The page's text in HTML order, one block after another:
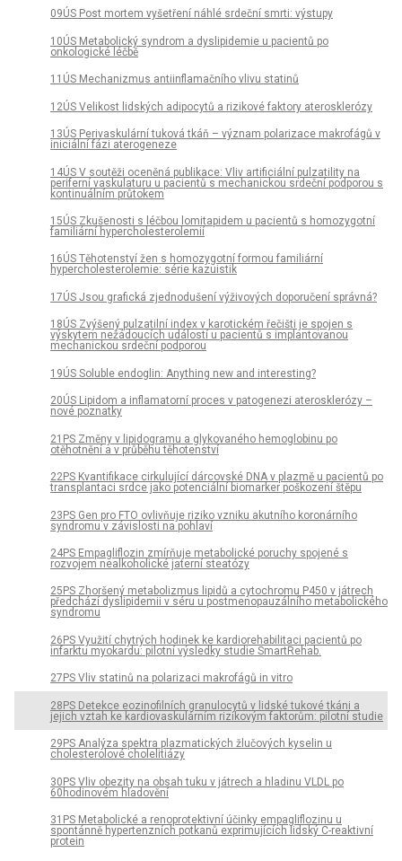
09ÚS Post mortem vyšetření náhlé srdeční smrti: výstupy
10ÚS Metabolický syndrom a dyslipidemie u pacientů po
onkologické léčbě
11ÚS Mechanizmus antiinflamačního vlivu statinů
12ÚS Velikost lidských adipocytů a rizikové faktory aterosklerózy
13ÚS Perivaskulární tuková tkáň – význam polarizace makrofágů v
iniciální fázi aterogeneze
14ÚS V soutěži oceněná publikace: Vliv artificiální pulzatility na
periferní vaskulaturu u pacientů s mechanickou srdeční podporou s
kontinuálním průtokem
15ÚS Zkušenosti s léčbou lomitapidem u pacientů s homozygotní
familiární hypercholesterolemií
16ÚS Těhotenství žen s homozygotní formou familiární
hypercholesterolemie: série kazuistik
17ÚS Jsou grafická zjednodušení výživových doporučení správná?
18ÚS Zvýšený pulzatilní index v karotickém řečišti je spojen s
výskytem nežádoucích událostí u pacientů s implantovanou
mechanickou srdeční podporou
19ÚS Soluble endoglin: Anything new and interesting?
20ÚS Lipidom a inflamatorní proces v patogenezi aterosklerózy –
nové poznatky
21PS Změny v lipidogramu a glykovaného hemoglobinu po
otěhotnění a v průběhu těhotenství
22PS Kvantifikace cirkulující dárcovské DNA v plazmě u pacientů po
transplantaci srdce jako potenciální biomarker poškození štěpu
23PS Gen pro FTO ovlivňuje riziko vzniku akutního koronárního
syndromu v závislosti na pohlaví
24PS Empagliflozin zmírňuje metabolické poruchy spojené s
rozvojem nealkoholické jaterní steatózy
25PS Zhoršený metabolizmus lipidů a cytochromu P450 v játrech
předchází dyslipidemii v séru u postmenopauzálního metabolického
syndromu
26PS Využití chytrých hodinek ke kardiorehabilitaci pacientů po
infarktu myokardu: pilotní výsledky studie SmartRehab.
27PS Vliv statinů na polarizaci makrofágů in vitro
28PS Detekce eozinofilních granulocytů v lidské tukové tkáni a
jejich vztah ke kardiovaskulárním rizikovým faktorům: pilotní studie
29PS Analýza spektra plazmatických žlučových kyselin u
cholesterolové cholelitiázy
30PS Vliv obezity na obsah tuku v játrech a hladinu VLDL po
60hodinovém hladovění
31PS Metabolické a renoprotektivní účinky empagliflozinu u
spontánně hypertenzních potkanů exprimujících lidský C-reaktivní
protein